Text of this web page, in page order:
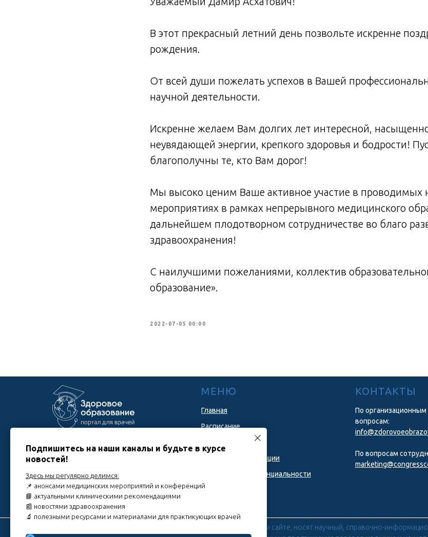
В этот прекрасный летний день позвольте искренне
рождения.
От всей души пожелать успехов в Вашей
научной деятельности.
Искренне желаем Вам долгих лет интересной,
неувядающей энергии, крепкого здоровья и бодрости!
благополучны те, кто Вам дорог!
Мы высоко ценим Ваше активное участие в проводимых
мероприятиях в рамках непрерывного медицинского
дальнейшем плодотворном сотрудничестве во благо
здравоохранения!
С наилучшими пожеланиями, коллектив
образование».
2022-07-05 00:00
Подпишитесь на наши каналы и будьте в курсе
новостей!
Здесь мы регулярно делимся:
📌 анонсами медицинских мероприятий и конференций
📘 актуальными клиническими рекомендациями
📰 новостями здравоохранения
🔬 полезными ресурсами и материалами для практикующих врачей
© 2026 Copyright — «Здоровое
образование».
Копирование материалов с сайта
запрещено.
МЕНЮ
Главная
Расписание
Новости портала
Помощь в регистрации
Политика конфиденциальности
КОНТАКТЫ
По организационным
вопросам:
По вопросам
информация и материалы, представленные на настоящем сайте, носят научный, справочно-